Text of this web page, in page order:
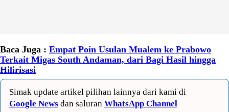
Baca Juga : Empat Poin Usulan Mualem ke Prabowo
Terkait Migas South Andaman, dari Bagi Hasil hingga
Hilirisasi
Simak update artikel pilihan lainnya dari kami di
Google News dan saluran WhatsApp Channel